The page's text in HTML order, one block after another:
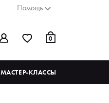
Помощь
0
МАСТЕР-КЛАССЫ